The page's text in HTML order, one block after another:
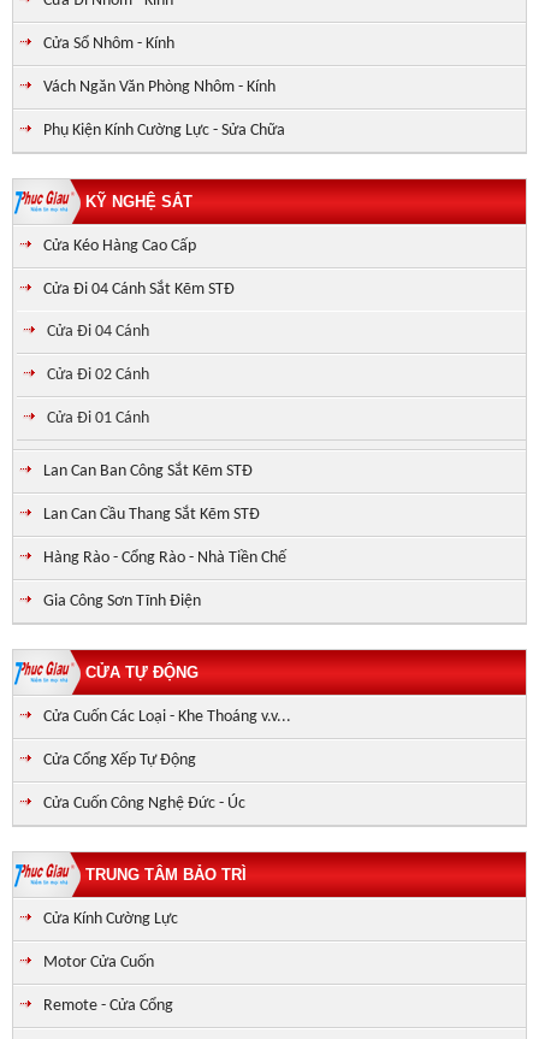
Cửa Sổ Nhôm - Kính
Vách Ngăn Văn Phòng Nhôm - Kính
Phụ Kiện Kính Cường Lực - Sửa Chữa
KỸ NGHỆ SẮT
Cửa Kéo Hàng Cao Cấp
Cửa Đi 04 Cánh Sắt Kẽm STĐ
Cửa Đi 04 Cánh
Cửa Đi 02 Cánh
Cửa Đi 01 Cánh
Lan Can Ban Công Sắt Kẽm STĐ
Lan Can Cầu Thang Sắt Kẽm STĐ
Hàng Rào - Cổng Rào - Nhà Tiền Chế
Gia Công Sơn Tĩnh Điện
CỬA TỰ ĐỘNG
Cửa Cuốn Các Loại - Khe Thoáng v.v...
Cửa Cổng Xếp Tự Động
Cửa Cuốn Công Nghệ Đức - Úc
TRUNG TÂM BẢO TRÌ
Cửa Kính Cường Lực
Motor Cửa Cuốn
Remote - Cửa Cổng